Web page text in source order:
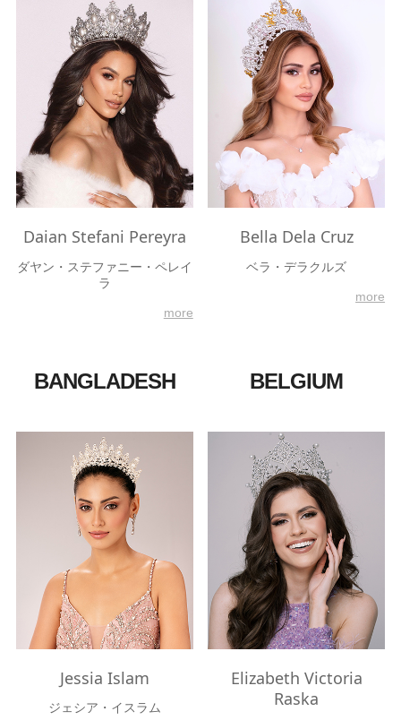
Daian Stefani Pereyra
ダヤン・ステファニー・ペレイ
ラ
more
Bella Dela Cruz
ベラ・デラクルズ
more
BANGLADESH
Jessia Islam
ジェシア・イスラム
BELGIUM
Elizabeth Victoria
Raska